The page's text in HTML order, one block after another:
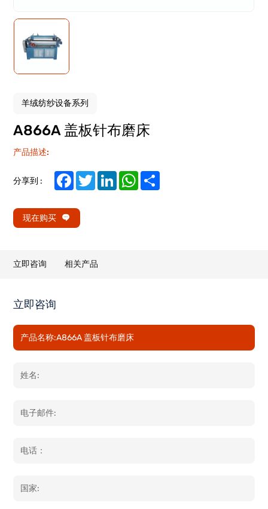
羊绒纺纱设备系列
A866A 盖板针布磨床
产品描述:
分享到 : FacebookTwitterLinkedInWhatsApp
现在购买
立即咨询 相关产品
立即咨询